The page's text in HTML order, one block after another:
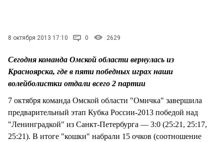
8 октября 2013 17:10 0 2629
Сегодня команда Омской области вернулась из
Красноярска, где в пяти победных играх наши
волейболистки отдали всего 2 партии
7 октября команда Омской области "Омичка" завершила
предварительный этап Кубка России-2013 победой над
"Ленинградкой" из Санкт-Петербурга — 3:0 (25:21, 25:17,
25:21). В итоге "кошки" набрали 15 очков (соотношение